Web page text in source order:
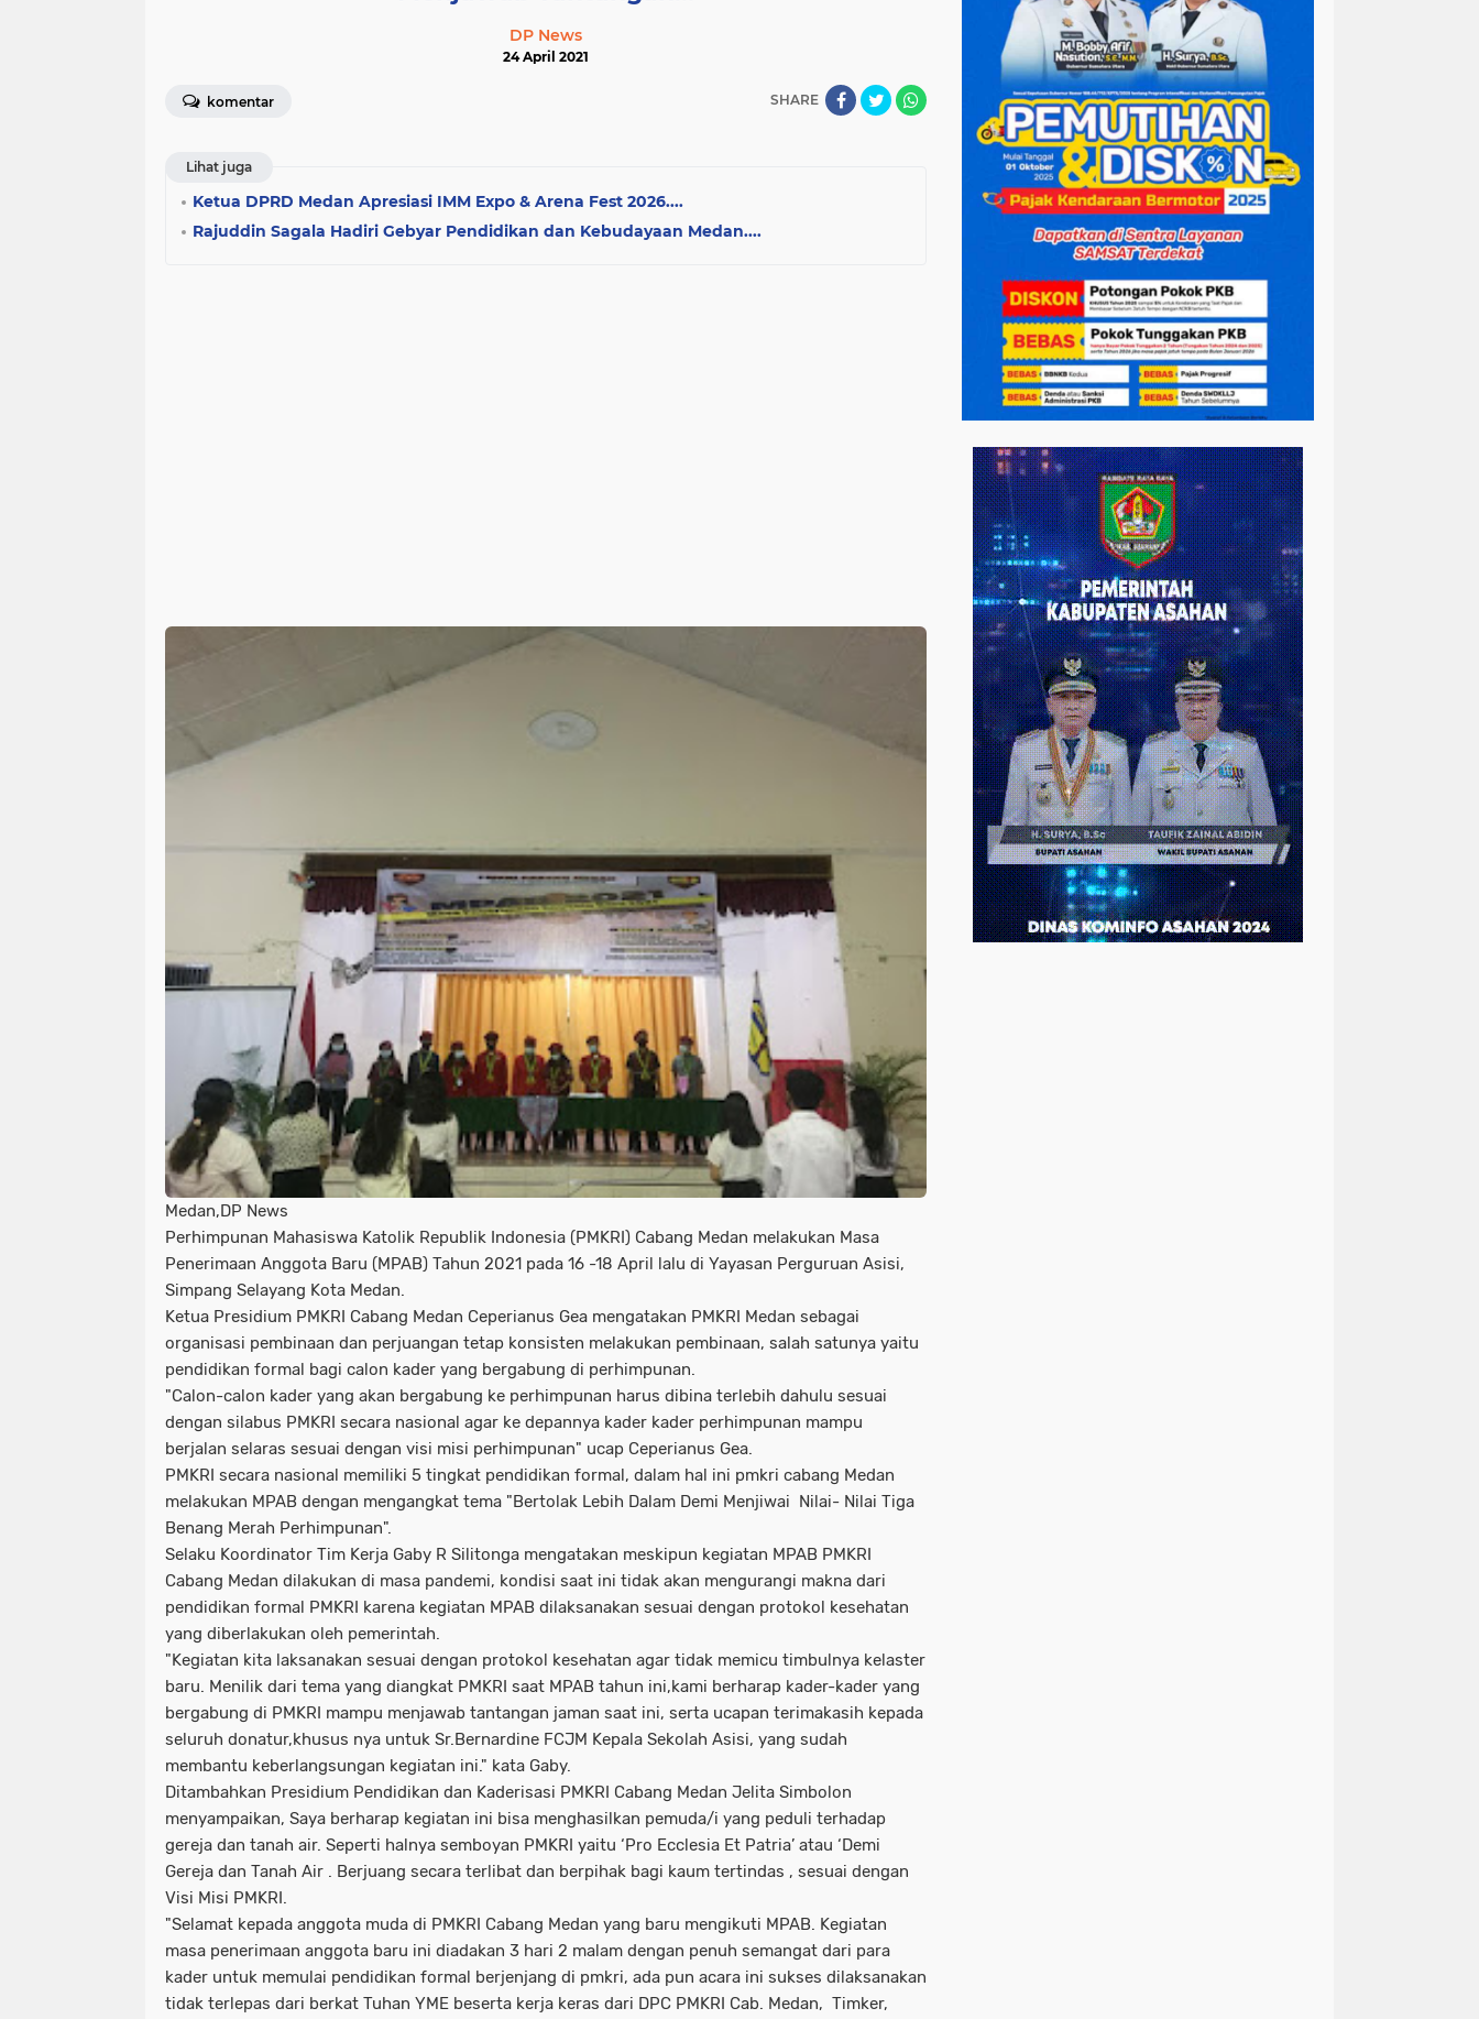
DP News
24 April 2021
komentar SHARE
Lihat juga
Ketua DPRD Medan Apresiasi IMM Expo & Arena Fest 2026....
Rajuddin Sagala Hadiri Gebyar Pendidikan dan Kebudayaan Medan....
Medan,DP News
Perhimpunan Mahasiswa Katolik Republik Indonesia (PMKRI) Cabang Medan melakukan Masa
Penerimaan Anggota Baru (MPAB) Tahun 2021 pada 16 -18 April lalu di Yayasan Perguruan Asisi,
Simpang Selayang Kota Medan.
Ketua Presidium PMKRI Cabang Medan Ceperianus Gea mengatakan PMKRI Medan sebagai
organisasi pembinaan dan perjuangan tetap konsisten melakukan pembinaan, salah satunya yaitu
pendidikan formal bagi calon kader yang bergabung di perhimpunan.
"Calon-calon kader yang akan bergabung ke perhimpunan harus dibina terlebih dahulu sesuai
dengan silabus PMKRI secara nasional agar ke depannya kader kader perhimpunan mampu
berjalan selaras sesuai dengan visi misi perhimpunan" ucap Ceperianus Gea.
PMKRI secara nasional memiliki 5 tingkat pendidikan formal, dalam hal ini pmkri cabang Medan
melakukan MPAB dengan mengangkat tema "Bertolak Lebih Dalam Demi Menjiwai Nilai- Nilai Tiga
Benang Merah Perhimpunan".
Selaku Koordinator Tim Kerja Gaby R Silitonga mengatakan meskipun kegiatan MPAB PMKRI
Cabang Medan dilakukan di masa pandemi, kondisi saat ini tidak akan mengurangi makna dari
pendidikan formal PMKRI karena kegiatan MPAB dilaksanakan sesuai dengan protokol kesehatan
yang diberlakukan oleh pemerintah.
"Kegiatan kita laksanakan sesuai dengan protokol kesehatan agar tidak memicu timbulnya kelaster
baru. Menilik dari tema yang diangkat PMKRI saat MPAB tahun ini,kami berharap kader-kader yang
bergabung di PMKRI mampu menjawab tantangan jaman saat ini, serta ucapan terimakasih kepada
seluruh donatur,khusus nya untuk Sr.Bernardine FCJM Kepala Sekolah Asisi, yang sudah
membantu keberlangsungan kegiatan ini." kata Gaby.
Ditambahkan Presidium Pendidikan dan Kaderisasi PMKRI Cabang Medan Jelita Simbolon
menyampaikan, Saya berharap kegiatan ini bisa menghasilkan pemuda/i yang peduli terhadap
gereja dan tanah air. Seperti halnya semboyan PMKRI yaitu ‘Pro Ecclesia Et Patria’ atau ‘Demi
Gereja dan Tanah Air . Berjuang secara terlibat dan berpihak bagi kaum tertindas , sesuai dengan
Visi Misi PMKRI.
"Selamat kepada anggota muda di PMKRI Cabang Medan yang baru mengikuti MPAB. Kegiatan
masa penerimaan anggota baru ini diadakan 3 hari 2 malam dengan penuh semangat dari para
kader untuk memulai pendidikan formal berjenjang di pmkri, ada pun acara ini sukses dilaksanakan
tidak terlepas dari berkat Tuhan YME beserta kerja keras dari DPC PMKRI Cab. Medan, Timker,